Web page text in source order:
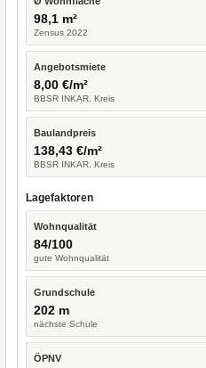
98,1 m²
Zensus 2022
Angebotsmiete
8,00 €/m²
BBSR INKAR, Kreis
Baulandpreis
138,43 €/m²
BBSR INKAR, Kreis
Lagefaktoren
Wohnqualität
84/100
gute Wohnqualität
Grundschule
202 m
nächste Schule
ÖPNV